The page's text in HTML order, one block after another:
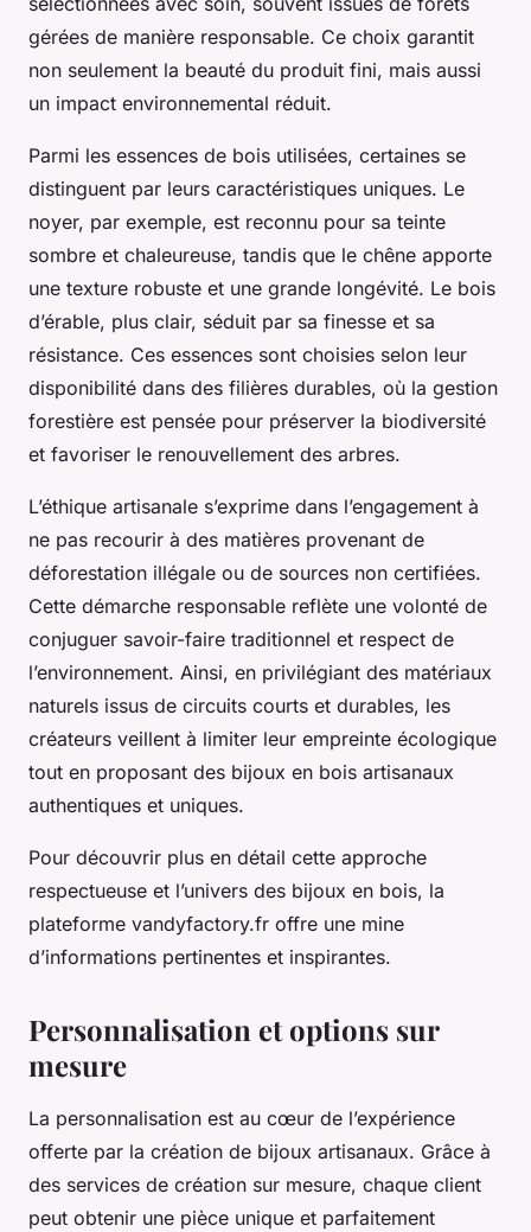
gérées de manière responsable. Ce choix garantit
non seulement la beauté du produit fini, mais aussi
un impact environnemental réduit.
Parmi les essences de bois utilisées, certaines se
distinguent par leurs caractéristiques uniques. Le
noyer, par exemple, est reconnu pour sa teinte
sombre et chaleureuse, tandis que le chêne apporte
une texture robuste et une grande longévité. Le bois
d’érable, plus clair, séduit par sa finesse et sa
résistance. Ces essences sont choisies selon leur
disponibilité dans des filières durables, où la gestion
forestière est pensée pour préserver la biodiversité
et favoriser le renouvellement des arbres.
L’éthique artisanale s’exprime dans l’engagement à
ne pas recourir à des matières provenant de
déforestation illégale ou de sources non certifiées.
Cette démarche responsable reflète une volonté de
conjuguer savoir-faire traditionnel et respect de
l’environnement. Ainsi, en privilégiant des matériaux
naturels issus de circuits courts et durables, les
créateurs veillent à limiter leur empreinte écologique
tout en proposant des bijoux en bois artisanaux
authentiques et uniques.
Pour découvrir plus en détail cette approche
respectueuse et l’univers des bijoux en bois, la
plateforme vandyfactory.fr offre une mine
d’informations pertinentes et inspirantes.
Personnalisation et options sur
mesure
La personnalisation est au cœur de l’expérience
offerte par la création de bijoux artisanaux. Grâce à
des services de création sur mesure, chaque client
peut obtenir une pièce unique et parfaitement